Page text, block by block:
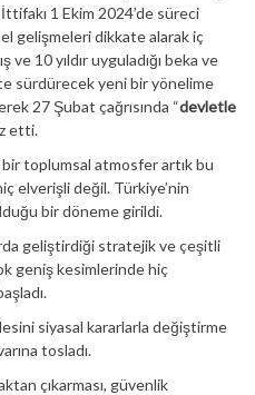
1 Ekim 2024’de süreci
gelişmeleri dikkate alarak iç
ve 10 yıldır uyguladığı beka ve
sürdürecek yeni bir yönelime
27 Şubat çağrısında “devletle
etti.
toplumsal atmosfer artık bu
elverişli değil. Türkiye’nin
bir döneme girildi.
geliştirdiği stratejik ve çeşitli
geniş kesimlerinde hiç
siyasal kararlarla değiştirme
tosladı.
çıkarması, güvenlik